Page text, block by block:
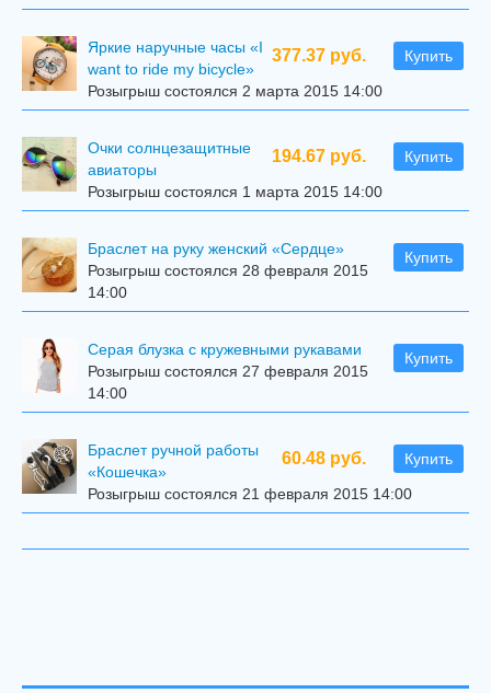
377.37 руб. Купить
Яркие наручные часы «I
want to ride my bicycle»
Розыгрыш состоялся 2 марта 2015 14:00
194.67 руб. Купить
Очки солнцезащитные
авиаторы
Розыгрыш состоялся 1 марта 2015 14:00
Купить
Браслет на руку женский «Сердце»
Розыгрыш состоялся 28 февраля 2015
14:00
Купить
Серая блузка с кружевными рукавами
Розыгрыш состоялся 27 февраля 2015
14:00
60.48 руб. Купить
Браслет ручной работы
«Кошечка»
Розыгрыш состоялся 21 февраля 2015 14:00